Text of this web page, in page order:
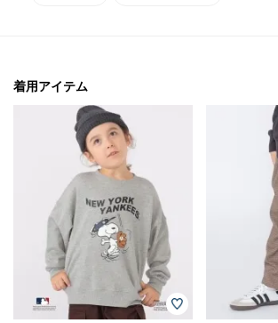
着用アイテム